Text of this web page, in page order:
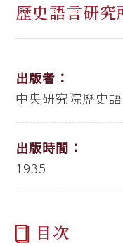
歷史語言研
出版者：
中央研究院歷史
出版時間：
1935
目次